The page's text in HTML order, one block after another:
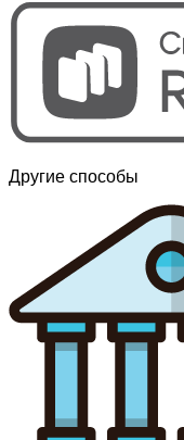
Другие способы